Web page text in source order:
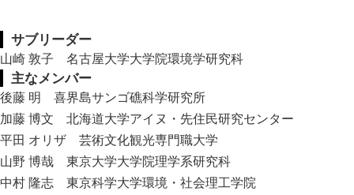
サブリーダー
山崎 敦子 名古屋大学大学院環境学研究科
主なメンバー
後藤 明 喜界島サンゴ礁科学研究所
加藤 博文 北海道大学アイヌ・先住民研究センター
平田 オリザ 芸術文化観光専門職大学
山野 博哉 東京大学大学院理学系研究科
中村 隆志 東京科学大学環境・社会理工学院